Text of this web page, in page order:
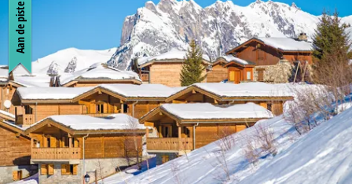
Cookie-informatie
Om onze website te optimaliseren, gebruiken we cookies om
gebruiksinformatie te verzamelen, die wij, TravelTrex GmbH, ook
delen met onze partners. Gebruiksprofielen worden aangemaakt
op basis van uw activiteiten met behulp van eindapparaat- en
browserinformatie. Deze gebruiksprofielen worden gebruikt voor
statistische analyse, individuele productaanbevelingen,
geïndividualiseerde reclame en bereikmeting. Hiervoor hebben wij
uw toestemming nodig (op elk moment in te trekken), wat ook de
overdracht van bepaalde persoonlijke gegevens aan derde
aanbieders in derde landen buiten de Europese Economische
Ruimte inhoudt, zoals Google of Microsoft in de VS.
Aan de piste